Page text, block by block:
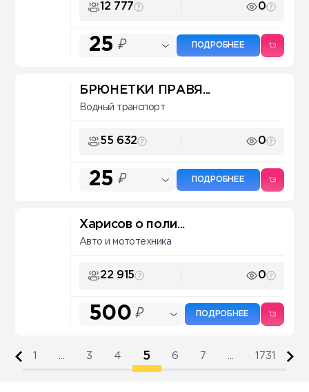
12 777 0
25 ₽ ПОДРОБНЕЕ
БРЮНЕТКИ ПРАВЯ...
Водный транспорт
55 632 0
25 ₽ ПОДРОБНЕЕ
Харисов о поли...
Авто и мототехника
22 915 0
500 ₽ ПОДРОБНЕЕ
3 4 5 6 7 1731